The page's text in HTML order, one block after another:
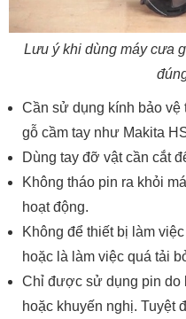
Lưu ý khi dùng máy cưa
Cần sử dụng kính bảo
gỗ cầm tay như Makita
Dùng tay đỡ vật cần cắt
Không tháo pin ra khỏi
hoạt động.
Không để thiết bị làm
hoặc là làm việc quá tải
Chỉ được sử dụng pin do
hoặc khuyến nghị. Tuyệt